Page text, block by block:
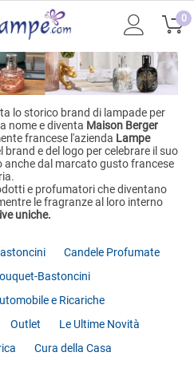
0
lo storico brand di lampade per
nome e diventa Maison Berger
francese l'azienda Lampe
brand e del logo per celebrare il suo
anche dal marcato gusto francese
e profumatori che diventano
le fragranze al loro interno
uniche.
Candele Profumate
Bastoncini
e Ricariche
Outlet
Le Ultime Novità
Cura della Casa